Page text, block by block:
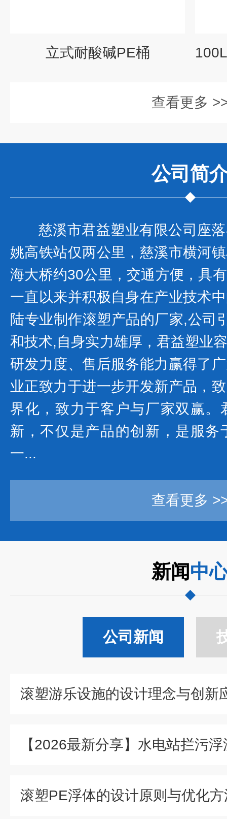
立式耐酸碱PE桶
查看更多
公司 简
慈溪市君益塑业有限公司座
姚高铁站仅两公里，慈溪市横河
海大桥约30公里，交通方便，具
一直以来并积极自身在产业技术
陆专业制作滚塑产品的厂家,公司
和技术,自身实力雄厚，君益塑业
研发力度、售后服务能力赢得了
业正致力于进一步开发新产品，
界化，致力于客户与厂家双赢。
新，不仅是产品的创新，是服务
一...
查看更多
新闻中
公司新闻
滚塑游乐设施的设计理念与创新
滚塑PE浮体的设计原则与优化方